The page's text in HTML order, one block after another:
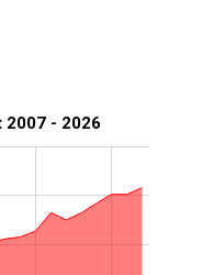
2007 - 2026